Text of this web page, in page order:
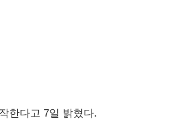
한다고 7일 밝혔다.